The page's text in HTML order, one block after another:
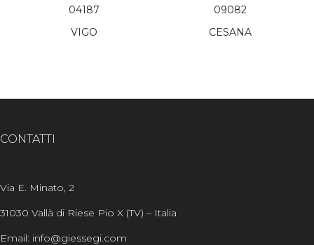
04187
VIGO
09082
CESANA
CONTATTI
Via E. Minato, 2
31030 Vallà di Riese Pio X (TV) – Italia
Email: info@giessegi.com